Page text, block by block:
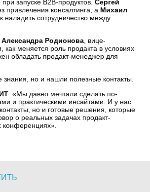
запуске B2B-продуктов. Сергей
привлечения консалтинга, а Михаил
наладить сотрудничество между
Александра Родионова , вице-
меняется роль продакта в условиях
обладать продакт-менеджер для
но и нашли полезные контакты.
: «Мы давно мечтали сделать по-
и практическими инсайтами. И у нас
но и готовые решения, которые
о реальных задачах продакт-
конференциях».